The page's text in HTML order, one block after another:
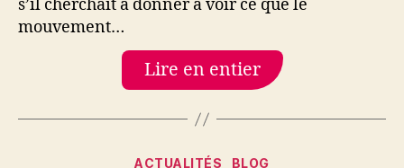
s’il cherchait à donner à voir ce que le
mouvement…
Lire en entier
Catégories
ACTUALITÉS BLOG